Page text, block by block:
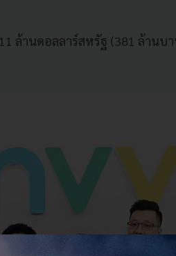
ล้านดอลลาร์สหรัฐ (381 ล้านบ